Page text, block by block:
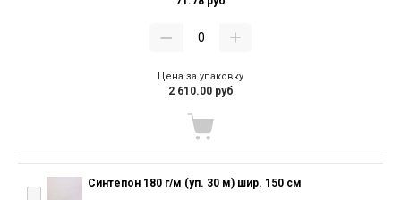
Цена за упаковку
2 610.00 руб
Синтепон 180 г/м (уп. 30 м) шир. 150 см